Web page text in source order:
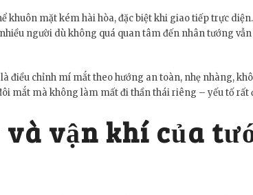
mặt kém hài hòa, đặc biệt khi giao tiếp trực
người dù không quá quan tâm đến nhân tướng
điều chỉnh mí mắt theo hướng an toàn, nhẹ nhàng,
mắt mà không làm mất đi thần thái riêng – yếu tố
vận khí của